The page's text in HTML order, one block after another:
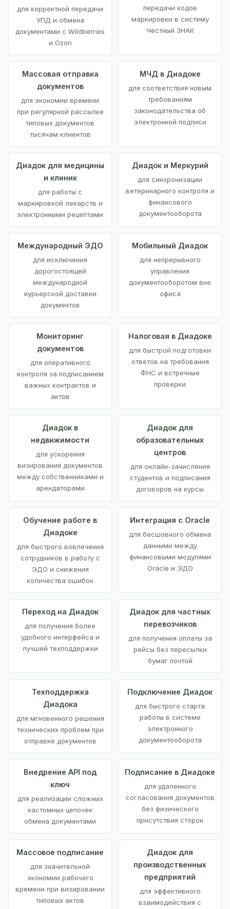
для корректной передачи
УПД и обмена
документами с Wildberries
и Ozon
передачи кодов
маркировки в систему
Честный ЗНАК
Массовая отправка
документов
для экономии времени
при регулярной рассылке
типовых документов
тысячам клиентов
МЧД в Диадоке
для соответствия новым
требованиям
законодательства об
электронной подписи
Диадок для медицины
и клиник
для работы с
маркировкой лекарств и
электронными рецептами
Диадок и Меркурий
для синхронизации
ветеринарного контроля и
финансового
документооборота
Международный ЭДО
для исключения
дорогостоящей
международной
курьерской доставки
документов
Мобильный Диадок
для непрерывного
управления
документооборотом вне
офиса
Мониторинг
документов
для оперативного
контроля за подписанием
важных контрактов и
актов
Налоговая в Диадоке
для быстрой подготовки
ответов на требования
ФНС и встречные
проверки
Диадок в
недвижимости
для ускорения
визирования документов
между собственниками и
арендаторами
Диадок для
образовательных
центров
для онлайн-зачисления
студентов и подписания
договоров на курсы
Обучение работе в
Диадоке
для быстрого вовлечения
сотрудников в работу с
ЭДО и снижения
количества ошибок
Интеграция с Oracle
для бесшовного обмена
данными между
финансовыми модулями
Oracle и ЭДО
Переход на Диадок
для получения более
удобного интерфейса и
лучшей техподдержки
Диадок для частных
перевозчиков
для получения оплаты за
рейсы без пересылки
бумаг почтой
Техподдержка
Диадока
для мгновенного решения
технических проблем при
отправке документов
Подключение Диадок
для быстрого старта
работы в системе
электронного
документооборота
Внедрение API под
ключ
для реализации сложных
кастомных цепочек
обмена документами
Подписание в Диадоке
для удаленного
согласования документов
без физического
присутствия сторон
Массовое подписание
для значительной
экономии рабочего
времени при визировании
типовых актов
Диадок для
производственных
предприятий
для эффективного
взаимодействия с